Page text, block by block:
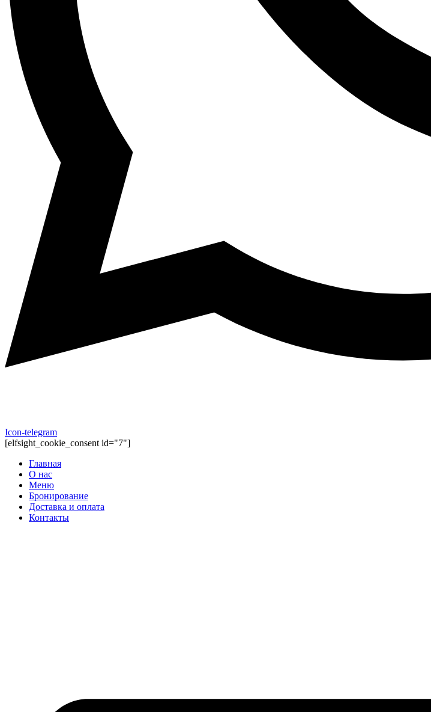
Icon-telegram
[elfsight_cookie_consent id="7"]
Главная
О нас
Меню
Бронирование
Доставка и оплата
Контакты